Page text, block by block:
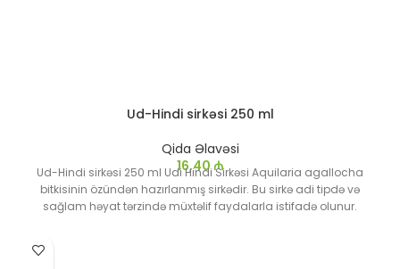
Ud-Hindi sirkəsi 250 ml
Qida Əlavəsi
16,40₼
Ud-Hindi sirkəsi 250 ml Udi Hindi Sirkəsi Aquilaria agallocha
bitkisinin özündən hazırlanmış sirkədir. Bu sirkə adi tipdə və
sağlam həyat tərzində müxtəlif faydalarla istifadə olunur.